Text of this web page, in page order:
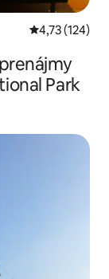
Priemerné
4,73 (124)
Park